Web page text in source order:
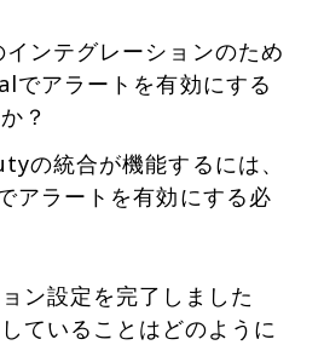
ンテグレーションのため
アラートを有効にする
？
の統合が機能するには、
ラートを有効にする必
ン設定を完了しました
ていることはどのように